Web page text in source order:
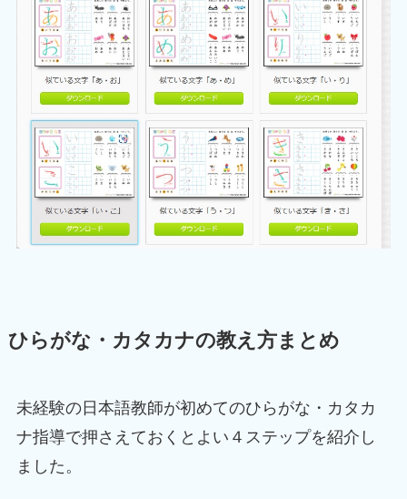
ひらがな・カタカナの教え方まとめ
未経験の日本語教師が初めてのひらがな・カタカ
ナ指導で押さえておくとよい４ステップを紹介し
ました。